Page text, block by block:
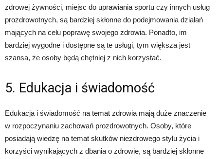
zdrowej żywności, miejsc do uprawiania sportu czy innych usług
prozdrowotnych, są bardziej skłonne do podejmowania działań
mających na celu poprawę swojego zdrowia. Ponadto, im
bardziej wygodne i dostępne są te usługi, tym większa jest
szansa, że osoby będą chętniej z nich korzystać.
5. Edukacja i świadomość
Edukacja i świadomość na temat zdrowia mają duże znaczenie
w rozpoczynaniu zachowań prozdrowotnych. Osoby, które
posiadają wiedzę na temat skutków niezdrowego stylu życia i
korzyści wynikających z dbania o zdrowie, są bardziej skłonne